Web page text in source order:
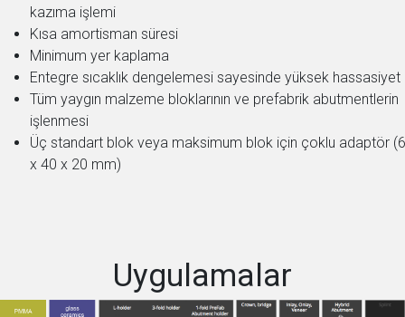
kazıma işlemi
Kısa amortisman süresi
Minimum yer kaplama
Entegre sıcaklık dengelemesi sayesinde yüksek hassasiyet
Tüm yaygın malzeme bloklarının ve prefabrik abutmentlerin
işlenmesi
Üç standart blok veya maksimum blok için çoklu adaptör
x 40 x 20 mm)
Uygulamalar